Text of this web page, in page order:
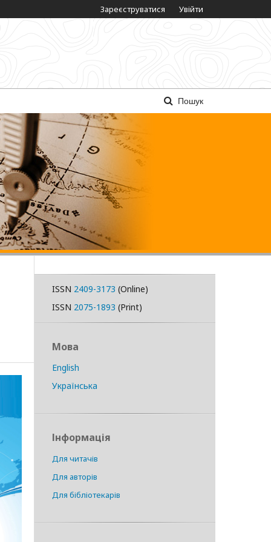
Пошук
Зареєструватися Увійти
ISSN 2409-3173 (Online)
ISSN 2075-1893 (Print)
Мова
English
Українська
Інформація
Для читачів
Для авторів
Для бібліотекарів